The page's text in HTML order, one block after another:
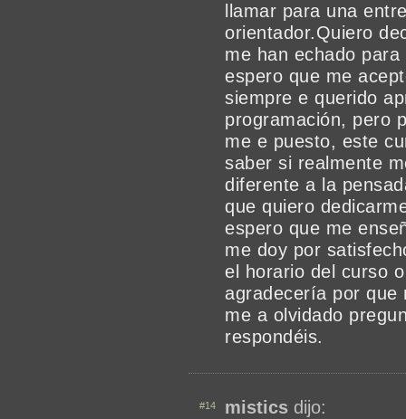
llamar para una
orientador.Quiero
me han echado
espero que me
siempre e querido
programación, pero
me e puesto, este
saber si realmente
diferente a la
que quiero
espero que me
me doy por
el horario del curso
agradecería por que
me a olvidado
respondéis.
#14 mistics dijo: